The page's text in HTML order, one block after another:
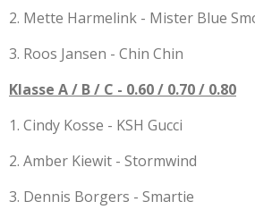
2. Mette Harmelink - Mister Blue
3. Roos Jansen - Chin Chin
Klasse A / B / C - 0.60 / 0.70 / 0.80
1. Cindy Kosse - KSH Gucci
2. Amber Kiewit - Stormwind
3. Dennis Borgers - Smartie